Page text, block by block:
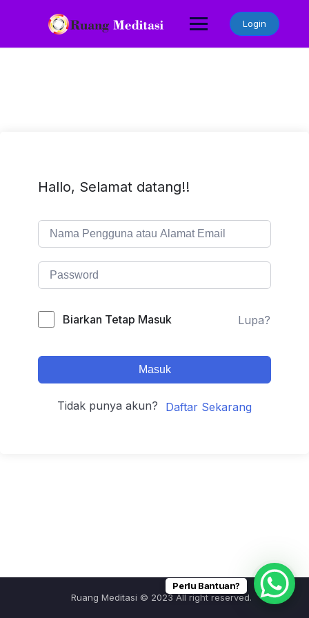
Login
Hallo, Selamat datang!!
Biarkan Tetap Masuk Lupa?
Masuk
Tidak punya akun? Daftar Sekarang
Ruang Meditasi © 2023 All right reserved.
Perlu Bantuan?